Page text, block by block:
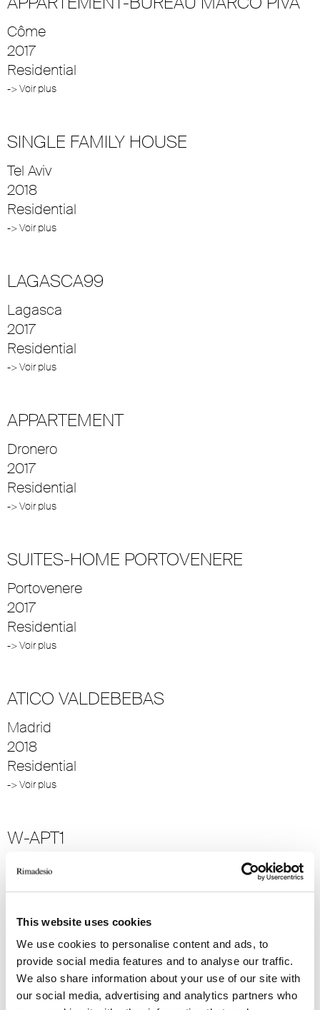
This website uses cookies
We use cookies to personalise content and ads, to
provide social media features and to analyse our traffic.
We also share information about your use of our site with
our social media, advertising and analytics partners who
Côme
2017
Residential
-> Voir plus
SINGLE FAMILY HOUSE
Tel Aviv
2018
Residential
-> Voir plus
LAGASCA99
Lagasca
2017
Residential
-> Voir plus
APPARTEMENT
Dronero
2017
Residential
-> Voir plus
SUITES-HOME PORTOVENERE
Portovenere
2017
Residential
-> Voir plus
ATICO VALDEBEBAS
Madrid
2018
Residential
-> Voir plus
W-APT1
Tel Aviv
-> Voir plus
VILLA GEEF
Sondrio